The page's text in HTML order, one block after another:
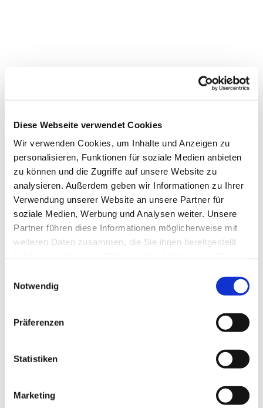
Diese Webseite verwendet Cookies
Wir verwenden Cookies, um Inhalte und Anzeigen zu
personalisieren, Funktionen für soziale Medien anbieten
zu können und die Zugriffe auf unsere Website zu
analysieren. Außerdem geben wir Informationen zu Ihrer
Verwendung unserer Website an unsere Partner für
soziale Medien, Werbung und Analysen weiter. Unsere
Partner führen diese Informationen möglicherweise mit
weiteren Daten zusammen, die Sie ihnen bereitgestellt
Notwendig
Präferenzen
Statistiken
Marketing
Dies könnte Sie auch
interessieren